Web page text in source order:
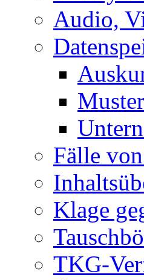
Audio,
Fälle
Klage
TKG-